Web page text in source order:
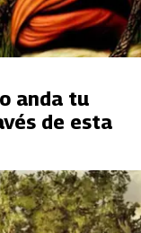
anda tu
de esta